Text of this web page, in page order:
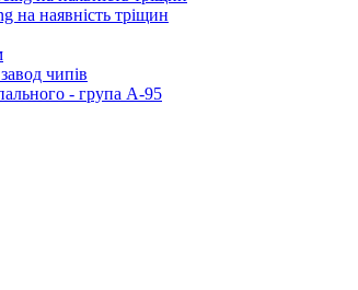
на наявність тріщин
чипів
- група А-95